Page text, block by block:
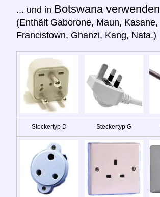
... und in Botswana verwenden
(Enthält Gaborone, Maun, Kasane,
Francistown, Ghanzi, Kang, Nata.)
Steckertyp D Steckertyp G